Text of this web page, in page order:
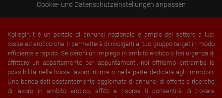
Cookie- und Datenschutzeinstellungen anpassen
Kollegin.it è un portale di annunci nazionale e ampio del settore a luci
rosse ed erotico che ti permetterà di rivolgerti al tuo gruppo target in modo
efficiente e rapido. Se cerchi un impiego in ambito erotico o hai urgenza di
affittare un appartamento per appuntamenti, noi offriamo entrambe le
possibilità nella borsa lavoro intima o nella parte dedicata agli immobili.
Una banca dati costantemente aggiornata di annunci di offerte e ricerche
di lavoro in ambito erotico, affitti e risorse ti consentirà di trovare